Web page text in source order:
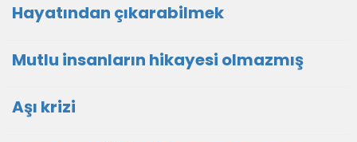
Hayatından çıkarabilmek
Mutlu insanların hikayesi olmazmış
Aşı krizi